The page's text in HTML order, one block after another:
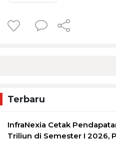
Terbaru
InfraNexia Cetak
Triliun di Semester I 2026,